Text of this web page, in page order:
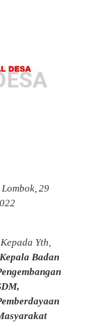
Lombok, 29
022
Kepada Yth,
Kepala Badan